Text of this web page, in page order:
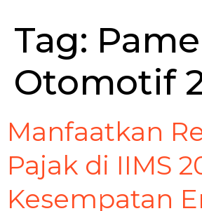
Tag:
Otomotif
Manfaatkan
Pajak di IIMS
Kesempatan